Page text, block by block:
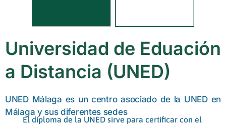
Universidad de Eduación
a Distancia (UNED)
UNED Málaga es un centro asociado de la UNED en
Málaga y sus diferentes sedes
El diploma de la UNED sirve para certificar con el